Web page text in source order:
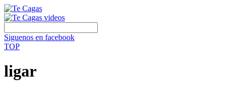
Siguenos en facebook
TOP
ligar